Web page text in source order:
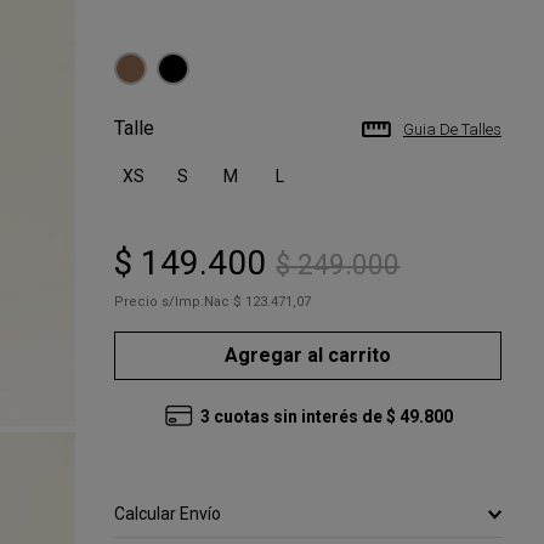
Talle
XS S M
Guia De Talles
$ 149.400 $ 249.000
Precio s/Imp.Nac $ 123.471,07
Agregar al carrito
3 cuotas sin interés de $ 49.800
Calcular Envío